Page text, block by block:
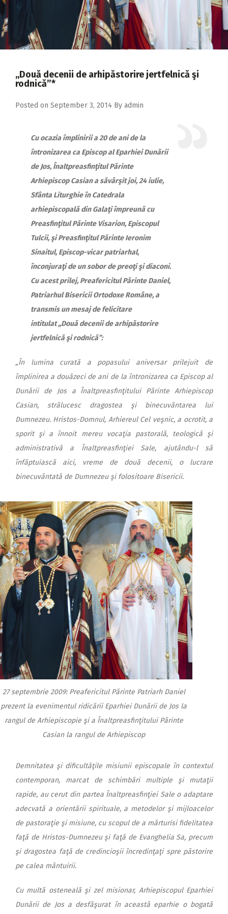
2018
2016
2014
,,Două decenii de arhipăstorire jertfelnică şi
rodnică”*
Posted on September 3, 2014 By admin
Cu ocazia împlinirii a 20 de ani de la
întronizarea ca Episcop al Eparhiei Dunării
de Jos, Înaltpreasfinţitul Părinte
Arhiepiscop Casian a săvârşit joi, 24 iulie,
Sfânta Liturghie în Catedrala
arhiepiscopală din Galaţi împreună cu
Preasfinţitul Părinte Visarion, Episcopul
Tulcii, şi Preasfinţitul Părinte Ieronim
Sinaitul, Episcop-vicar patriarhal,
înconjuraţi de un sobor de preoţi şi diaconi.
Cu acest prilej, Preafericitul Părinte Daniel,
Patriarhul Bisericii Ortodoxe Române, a
transmis un mesaj de felicitare
intitulat ,,Două decenii de arhipăstorire
jertfelnică şi rodnică”:
„În lumina curată a po­pa­sului aniversar pri­le­juit de
împlinirea a douăzeci de ani de la întronizarea ca Episcop al
Du­nă­rii de Jos a Înaltpreasfinţitului Părinte Arhiepiscop
Casian, strălucesc dragostea şi binecuvântarea lui
Dumnezeu. Hris­tos-Domnul, Arhiereul Cel veş­nic, a ocrotit, a
sporit şi a înnoit mereu vocaţia pastorală, teologică şi
administrativă a Înaltpreasfinţiei Sale, ajutându-l să
înfăptuiască aici, vreme de două decenii, o lucrare
binecuvântată de Dumnezeu şi folositoare Bisericii.
27 septembrie 2009: Preafericitul Părinte Patriarh Daniel
prezent la evenimentul ridicării Eparhiei Dunării de Jos la
rangul de Arhiepiscopie şi a Înaltpreasfinţitului Părinte
Casian la rangul de Arhiepiscop
Demnitatea şi dificultăţile misiunii episcopale în contextul
contemporan, marcat de schim­bări multiple şi mutaţii
rapide, au cerut din partea Înaltpreasfinţiei Sale o adap­tare
adecvată a orientării spirituale, a metodelor şi mijloacelor
de pastoraţie şi misiune, cu scopul de a mărtu­risi fidelitatea
faţă de Hristos-Dumnezeu şi faţă de Evan­ghe­lia Sa, precum
şi dragostea faţă de credincioşii în­cre­din­ţaţi spre păstorire
pe calea mântuirii.
Cu multă osteneală şi zel misionar, Arhiepiscopul Eparhiei
Dunării de Jos a desfăşurat în această eparhie o bogată